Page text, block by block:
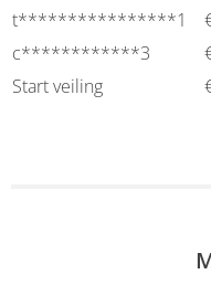
t****************1
c************3
Start veiling